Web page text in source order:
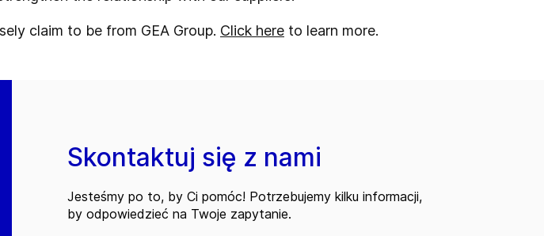
claim to be from GEA Group. Click here to learn more.
Skontaktuj się z nami
Jesteśmy po to, by Ci pomóc! Potrzebujemy kilku informacji,
by odpowiedzieć na Twoje zapytanie.